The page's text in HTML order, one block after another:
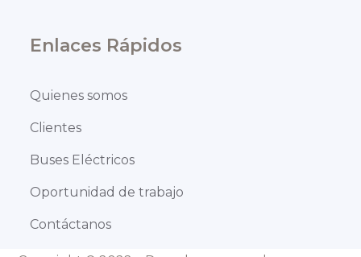
Enlaces Rápidos
Quienes somos
Clientes
Buses Eléctricos
Oportunidad de trabajo
Contáctanos